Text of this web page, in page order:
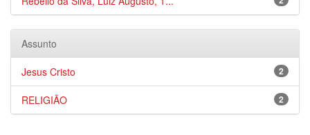
Assunto
2
Jesus Cristo
2
RELIGIÃO